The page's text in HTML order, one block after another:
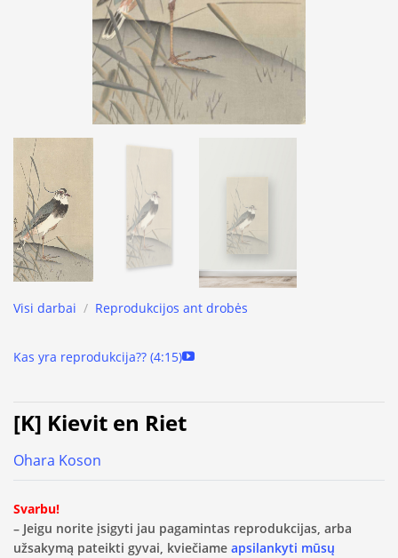
Visi darbai / Reprodukcijos ant drobės
Kas yra reprodukcija?? (4:15)
[K] Kievit en Riet
Ohara Koson
Svarbu!
– Jeigu norite įsigyti jau pagamintas reprodukcijas, arba
užsakymą pateikti gyvai, kviečiame apsilankyti mūsų